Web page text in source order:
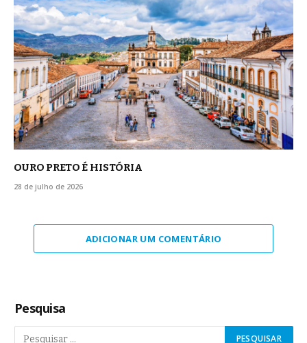
OURO PRETO É HISTÓRIA
28 de julho de 2026
ADICIONAR UM COMENTÁRIO
Pesquisa